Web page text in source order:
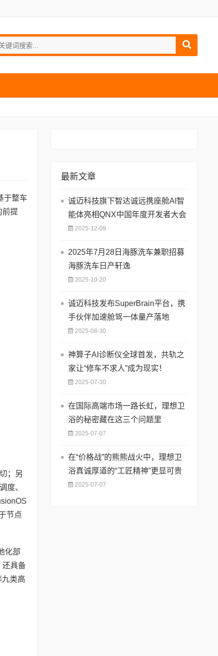
于整车
前提
；另
度、
节点
化部
还具备
类高
最新文章
诚迈科技旗下智达诚远携座舱AI智
能体亮相QNX中国年度开发者大会
2025-12-09
2025年7月28日海豚洗车兼职招募
海豚洗车日产轩逸
2025-10-20
诚迈科技发布SuperBrain平台，携
手伙伴加速舱驾一体量产落地
2025-08-30
神算子AI诊断仪全球首发，共轨之
家让“修车不求人”成为现实！
2025-07-30
在国际高端市场一路长虹，理想卫
浴的秘密藏在这三个问题里
2025-07-07
在“价格战”的熊熊战火中，理想卫
浴真诚厚道的“工匠精神”更显可贵
2025-07-07